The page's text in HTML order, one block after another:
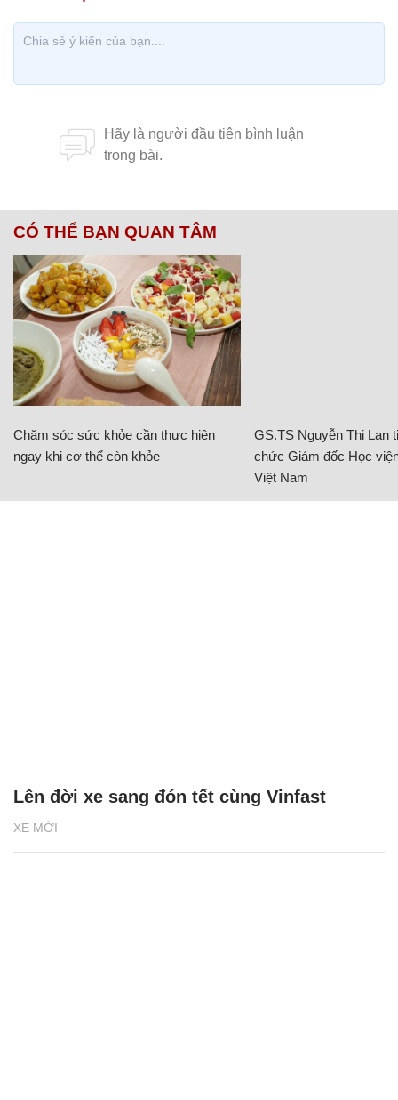
CÓ THỂ BẠN QUAN TÂM
Chăm sóc sức khỏe cần thực hiện
ngay khi cơ thể còn khỏe
GS.TS Nguyễn Thị Lan
chức Giám đốc Học
Việt Nam
XE MỚI
Lên đời xe sang đón tết cùng Vinfast